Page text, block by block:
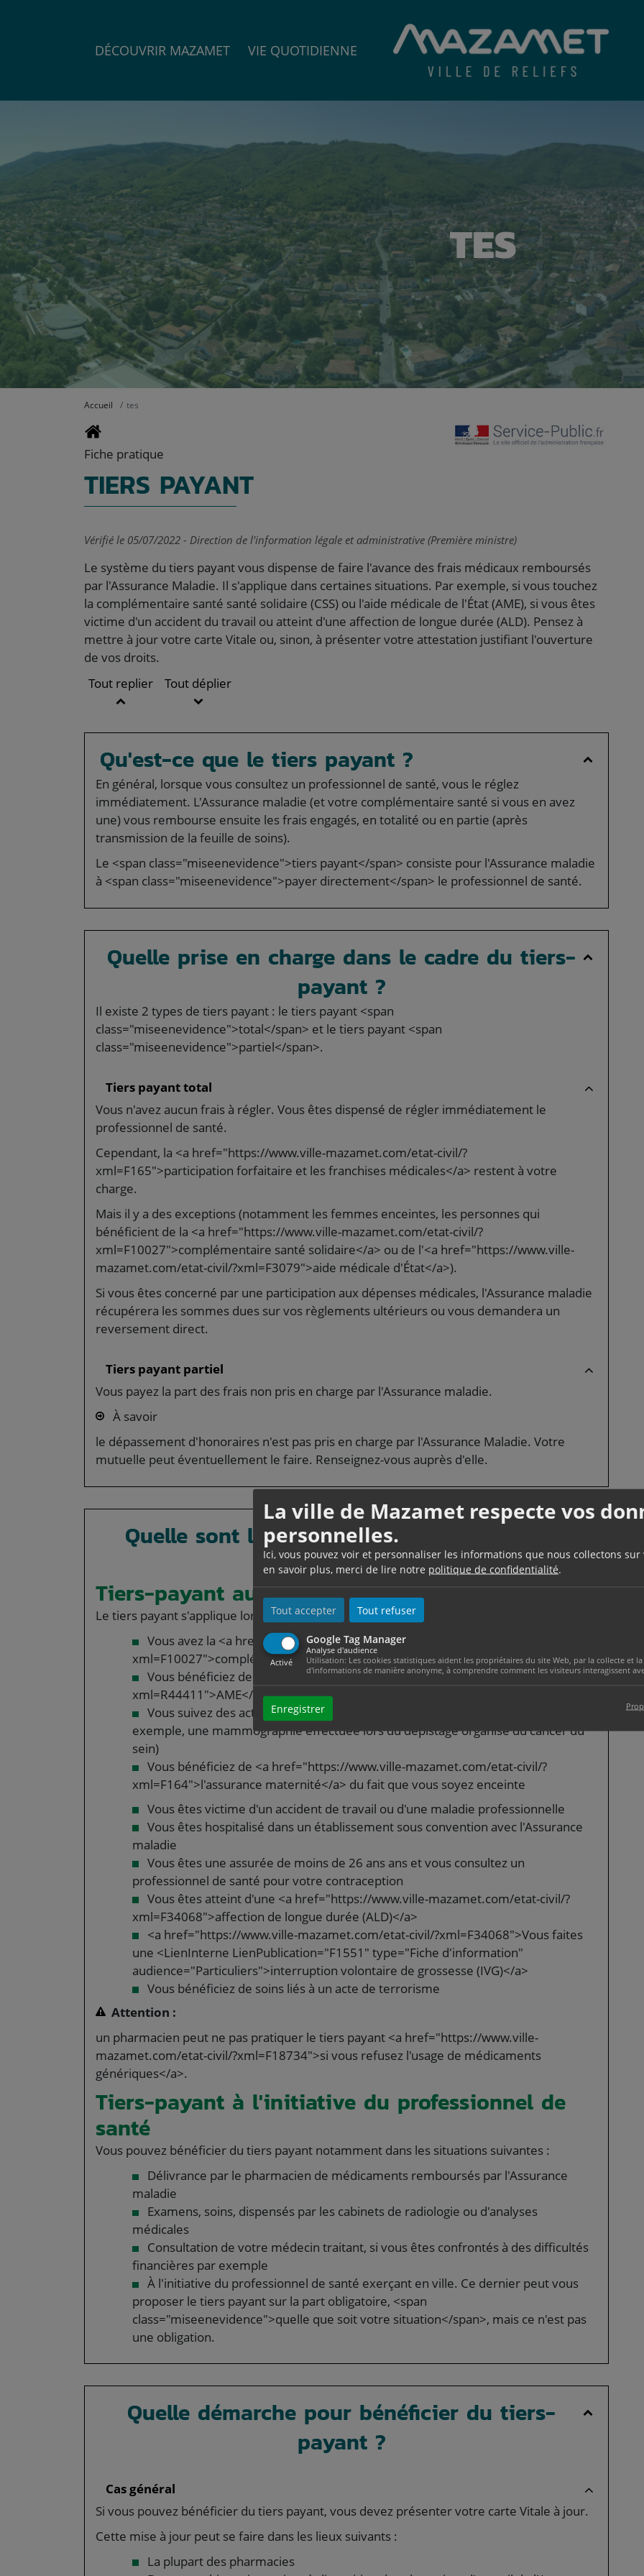
La ville de Mazamet respecte vos
personnelles.
Ici, vous pouvez voir et personnaliser les informations que nous collectons
en savoir plus, merci de lire notre politique de confidentialité.
Tout accepter Tout refuser
Google Tag Manager
Activé
Analyse d'audience
Utilisation: Les cookies statistiques aident les propriétaires du site Web, par la collecte et
d'informations de manière anonyme, à comprendre comment les visiteurs interagissent
Enregistrer
DÉCOUVRIR MAZAMET VIE QUOTIDIENNE
TES
Accueil tes
Fiche pratique
TIERS PAYANT
Vérifié le 05/07/2022 - Direction de l'information légale et administrative (Première ministre)
Le système du tiers payant vous dispense de faire l'avance des frais médicaux remboursés
par l'Assurance Maladie. Il s'applique dans certaines situations. Par exemple, si vous touchez
la complémentaire santé santé solidaire (CSS) ou l'aide médicale de l'État (AME), si vous êtes
victime d'un accident du travail ou atteint d'une affection de longue durée (ALD). Pensez à
mettre à jour votre carte Vitale ou, sinon, à présenter votre attestation justifiant l'ouverture
de vos droits.
Tout replier
Tout déplier
Qu'est-ce que le tiers payant ?
En général, lorsque vous consultez un professionnel de santé, vous le réglez
immédiatement. L'Assurance maladie (et votre complémentaire santé si vous en avez
une) vous rembourse ensuite les frais engagés, en totalité ou en partie (après
transmission de la feuille de soins).
Le <span class="miseenevidence">tiers payant</span> consiste pour l'Assurance maladie
à <span class="miseenevidence">payer directement</span> le professionnel de santé.
Quelle prise en charge dans le cadre du tiers-
payant ?
Il existe 2 types de tiers payant : le tiers payant <span
class="miseenevidence">total</span> et le tiers payant <span
class="miseenevidence">partiel</span>.
Tiers payant total
Vous n'avez aucun frais à régler. Vous êtes dispensé de régler immédiatement le
professionnel de santé.
Cependant, la <a href="https://www.ville-mazamet.com/etat-civil/?
xml=F165">participation forfaitaire et les franchises médicales</a> restent à votre
charge.
Mais il y a des exceptions (notamment les femmes enceintes, les personnes qui
bénéficient de la <a href="https://www.ville-mazamet.com/etat-civil/?
xml=F10027">complémentaire santé solidaire</a> ou de l'<a href="https://www.ville-
mazamet.com/etat-civil/?xml=F3079">aide médicale d'État</a>).
Si vous êtes concerné par une participation aux dépenses médicales, l'Assurance maladie
récupérera les sommes dues sur vos règlements ultérieurs ou vous demandera un
reversement direct.
Tiers payant partiel
Vous payez la part des frais non pris en charge par l'Assurance maladie.
À savoir
le dépassement d'honoraires n'est pas pris en charge par l'Assurance Maladie. Votre
mutuelle peut éventuellement le faire. Renseignez-vous auprès d'elle.
Quelle sont les situations ouvrant droit au
tiers payant ?
Tiers-payant automatique
Le tiers payant s'applique lorsque vous êtes dans l'une des situations suivantes :
Vous avez la <a href="https://www.ville-mazamet.com/etat-civil/?
xml=F10027">complémentaire santé solidaire (CSS)</a>
Vous bénéficiez de l'<a href="https://www.ville-mazamet.com/etat-civil/?
xml=R44411">AME</a>
Vous suivez des actes de prévention dans le cadre d'un dépistage organisé (par
exemple, une mammographie effectuée lors du dépistage organisé du cancer du
sein)
Vous bénéficiez de <a href="https://www.ville-mazamet.com/etat-civil/?
xml=F164">l'assurance maternité</a> du fait que vous soyez enceinte
Vous êtes victime d'un accident de travail ou d'une maladie professionnelle
Vous êtes hospitalisé dans un établissement sous convention avec l'Assurance
maladie
Vous êtes une assurée de moins de 26 ans ans et vous consultez un
professionnel de santé pour votre contraception
Vous êtes atteint d'une <a href="https://www.ville-mazamet.com/etat-civil/?
xml=F34068">affection de longue durée (ALD)</a>
<a href="https://www.ville-mazamet.com/etat-civil/?xml=F34068">Vous faites
une <LienInterne LienPublication="F1551" type="Fiche d'information"
audience="Particuliers">interruption volontaire de grossesse (IVG)</a>
Vous bénéficiez de soins liés à un acte de terrorisme
Attention :
un pharmacien peut ne pas pratiquer le tiers payant <a href="https://www.ville-
mazamet.com/etat-civil/?xml=F18734">si vous refusez l'usage de médicaments
génériques</a>.
Tiers-payant à l'initiative du professionnel de
santé
Vous pouvez bénéficier du tiers payant notamment dans les situations suivantes :
Délivrance par le pharmacien de médicaments remboursés par l'Assurance
maladie
Examens, soins, dispensés par les cabinets de radiologie ou d'analyses
médicales
Consultation de votre médecin traitant, si vous êtes confrontés à des difficultés
financières par exemple
À l'initiative du professionnel de santé exerçant en ville. Ce dernier peut vous
proposer le tiers payant sur la part obligatoire, <span
class="miseenevidence">quelle que soit votre situation</span>, mais ce n'est pas
une obligation.
Quelle démarche pour bénéficier du tiers-
payant ?
Cas général
Si vous pouvez bénéficier du tiers payant, vous devez présenter votre carte Vitale à jour.
Cette mise à jour peut se faire dans les lieux suivants :
La plupart des pharmacies